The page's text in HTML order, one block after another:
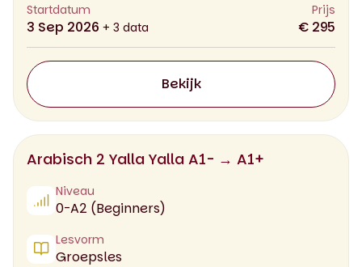
Startdatum
3 Sep 2026 + 3 data
Prijs
€ 295
Bekijk
Arabisch 2 Yalla Yalla A1- → A1+
Niveau
0-A2 (Beginners)
Lesvorm
Groepsles